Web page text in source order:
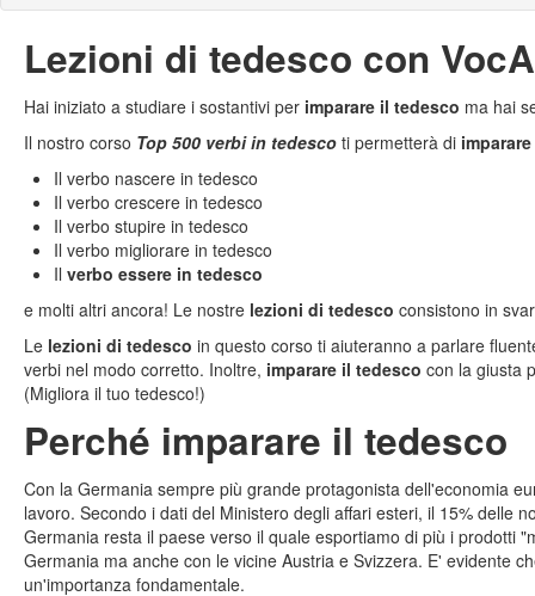
Lezioni di tedesco con
Hai iniziato a studiare i sostantivi per imparare il tedesco ma hai
Il nostro corso Top 500 verbi in tedesco ti permetterà di
Il verbo nascere in tedesco
Il verbo crescere in tedesco
Il verbo stupire in tedesco
Il verbo migliorare in tedesco
Il verbo essere in tedesco
e molti altri ancora! Le nostre lezioni di tedesco consistono in
Le lezioni di tedesco in questo corso ti aiuteranno a parlare
verbi nel modo corretto. Inoltre, imparare il tedesco con la giusta
(Migliora il tuo tedesco!)
Perché imparare il tedesco
Con la Germania sempre più grande protagonista dell'economia
lavoro. Secondo i dati del Ministero degli affari esteri, il 15% delle
Germania resta il paese verso il quale esportiamo di più i prodotti
Germania ma anche con le vicine Austria e Svizzera. E' evidente
un'importanza fondamentale.